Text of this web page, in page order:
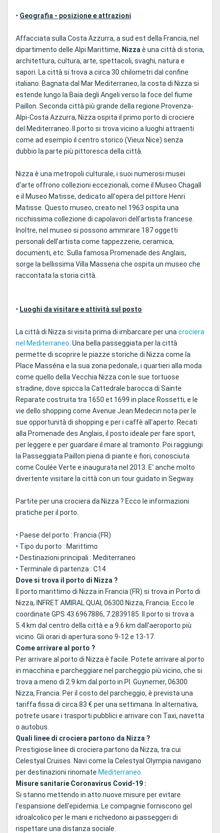
• Geografia - posizione e attrazioni
Affacciata sulla Costa Azzurra, a sud est della Francia, nel
dipartimento delle Alpi Marittime, Nizzaè una città di storia,
architettura, cultura, arte, spettacoli, svaghi, natura e
sapori. La città si trova a circa 30 chilometri dal confine
italiano. Bagnata dal Mar Mediterraneo, la costa di Nizza si
estende lungo la Baia degli Angeli verso la foce del fiume
Paillon. Seconda città più grande della regione Provenza-
Alpi-Costa Azzurra, Nizza ospita il primo porto di crociere
del Mediterraneo. Il porto si trova vicino a luoghi attraenti
come ad esempio il centro storico (Vieux Nice) senza
dubbio la parte più pittoresca della città.
Nizza è una metropoli culturale, i suoi numerosi musei
d'arte offrono collezioni eccezionali, come il Museo Chagall
e il Museo Matisse, dedicato all'opera del pittore Henri
Matisse. Questo museo, creato nel 1963 ospita una
ricchissima collezione di capolavori dell'artista francese.
Inoltre, nel museo si possono ammirare 187 oggetti
personali dell’artista come tappezzerie, ceramica,
documenti, etc. Sulla famosa Promenade des Anglais,
sorge la bellissima Villa Massena che ospita un museo che
raccontata la storia città.
• Luoghi da visitare e attività sul posto
La città di Nizza si visita prima di imbarcare per unacrociera
nel Mediterraneo. Una bella passeggiata per la città
permette di scoprire le piazze storiche di Nizza come la
Place Masséna e la sua zona pedonale, i quartieri alla moda
come quello della Vecchia Nizza con le sue tortuose
stradine, dove spicca la Cattedrale barocca di Sainte
Reparate costruita tra 1650 et 1699 in place Rossetti, e le
vie dello shopping come Avenue Jean Medecin nota per le
sue opportunità di shopping e per i caffè all'aperto. Recati
alla Promenade des Anglais, il posto ideale per fare sport,
per leggere e per guardare il mare al tramonto. Poi raggiungi
la Passeggiata Paillon piena di piante e fiori, conosciuta
come Coulée Verte e inaugurata nel 2013. E' anche molto
divertente visitare la città con un tour guidato in Segway.
Partite per una crociera da Nizza ? Ecco le informazioni
pratiche per il porto.
• Paese del porto : Francia (FR)
• Tipo du porto : Marittimo
• Destinazioni principali : Mediterraneo
• Terminale di partenza : C14
Dove si trova il porto di Nizza ?
Il porto marittimo di Nizza in Francia (FR) si trova in Porto di
Nizza, INFRET AMIRAL QUAI, 06300 Nizza, Francia. Ecco le
coordinate GPS 43.6967886, 7.2839185. Il porto si trova a
5.4 km dal centro della città e a 9.6 km dall'aeroporto più
vicino. Gli orari di apertura sono 9-12 e 13-17.
Come arrivare al porto ?
Per arrivare al porto di Nizza è facile. Potete arrivare al porto
in macchina e parcheggiare nel parcheggio più vicino, che si
trova a meno di 2.9 km dal porto in Pl. Guynemer, 06300
Nizza, Francia. Per il costo del parcheggio, è prevista una
tariffa fissa di circa 83 € per una settimana. In alternativa,
potrete usare i trasporti pubblici e arrivare con Taxi, navetta
o autobus.
Quali linee di crociera partono da Nizza ?
Prestigiose linee di crociera partono da Nizza, tra cui
Celestyal Cruises. Navi come la Celestyal Olympia navigano
per destinazioni rinomate Mediterraneo.
Misure sanitarie Coronavirus Covid-19 :
Si stanno mettendo in atto nuove misure per evitare
l'espansione dell'epidemia. Le compagnie forniscono gel
idroalcolico per le mani e richiedono ai passeggeri di
rispettare una distanza sociale.